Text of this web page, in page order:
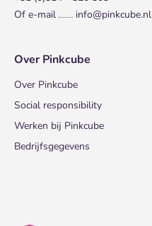
Of e-mail
info@pinkcube.nl
Over Pinkcube
Over Pinkcube
Social responsibility
Werken bij Pinkcube
Bedrijfsgegevens